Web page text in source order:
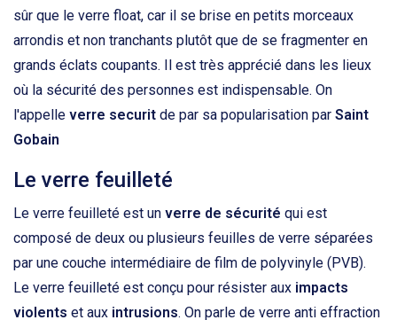
sûr que le verre float, car il se brise en petits morceaux
arrondis et non tranchants plutôt que de se fragmenter en
grands éclats coupants. Il est très apprécié dans les lieux
où la sécurité des personnes est indispensable. On
l'appelle verre securit de par sa popularisation par Saint
Gobain
Le verre feuilleté
Le verre feuilleté est un verre de sécurité qui est
composé de deux ou plusieurs feuilles de verre séparées
par une couche intermédiaire de film de polyvinyle (PVB).
Le verre feuilleté est conçu pour résister aux impacts
violents et aux intrusions. On parle de verre anti effraction